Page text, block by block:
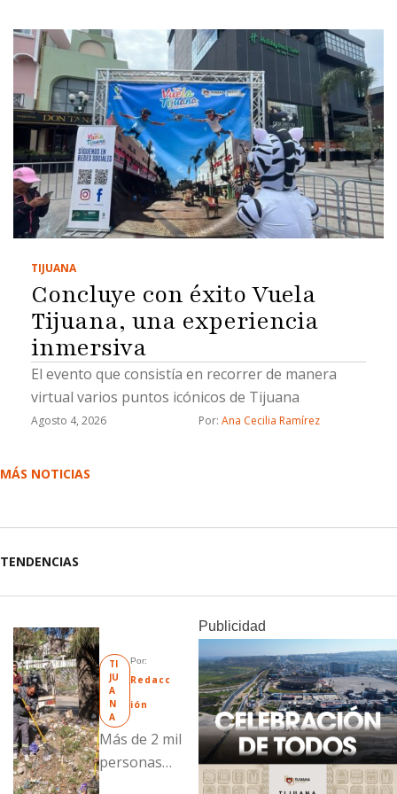
TIJUANA
Concluye con éxito Vuela
Tijuana, una experiencia
inmersiva
El evento que consistía en recorrer de manera
virtual varios puntos icónicos de Tijuana
Agosto 4, 2026 Por: Ana Cecilia Ramírez
MÁS NOTICIAS
TENDENCIAS
TI
JU
A
N
A
Por:
Redacc
ión
Más de 2 mil
personas
Publicidad